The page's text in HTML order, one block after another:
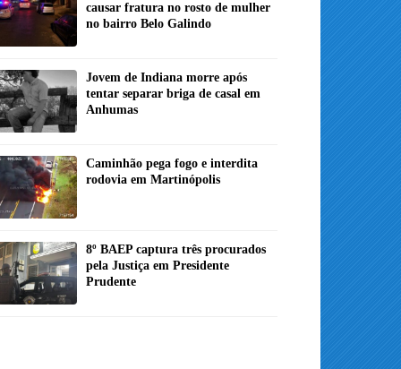
causar fratura no rosto de mulher
no bairro Belo Galindo
Jovem de Indiana morre após
tentar separar briga de casal em
Anhumas
Caminhão pega fogo e interdita
rodovia em Martinópolis
8º BAEP captura três procurados
pela Justiça em Presidente
Prudente